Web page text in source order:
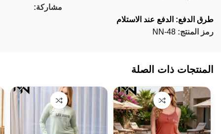
مشاركة:
طرق الدفع: الدفع عند الاستلام
رمز المنتج:NN-48
المنتجات ذات الصلة